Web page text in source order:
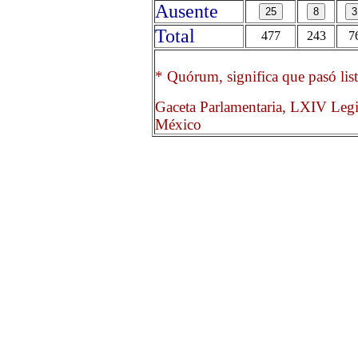
Ausente
Total
477 243
* Quórum, significa que pasó
Gaceta Parlamentaria, LXIV
México